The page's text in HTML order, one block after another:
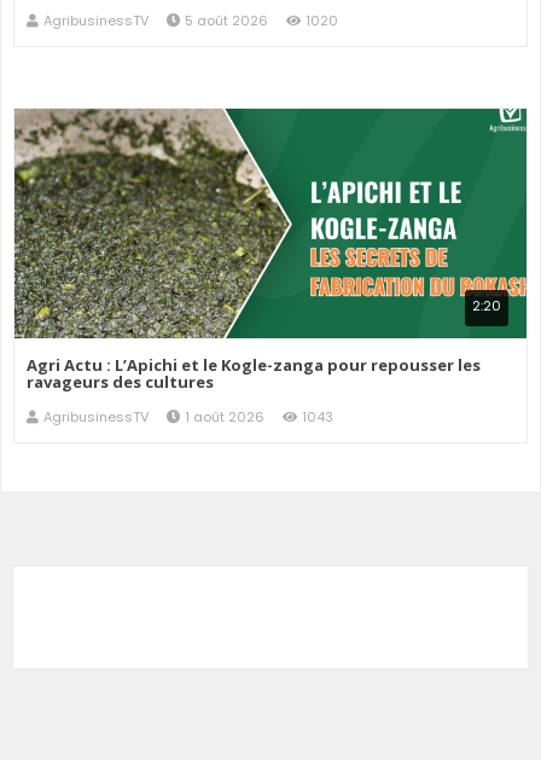
AgribusinessTV 5 août 2026 1020
2:20
Agri Actu : L’Apichi et le Kogle-zanga pour repousser les
ravageurs des cultures
AgribusinessTV 1 août 2026 1043